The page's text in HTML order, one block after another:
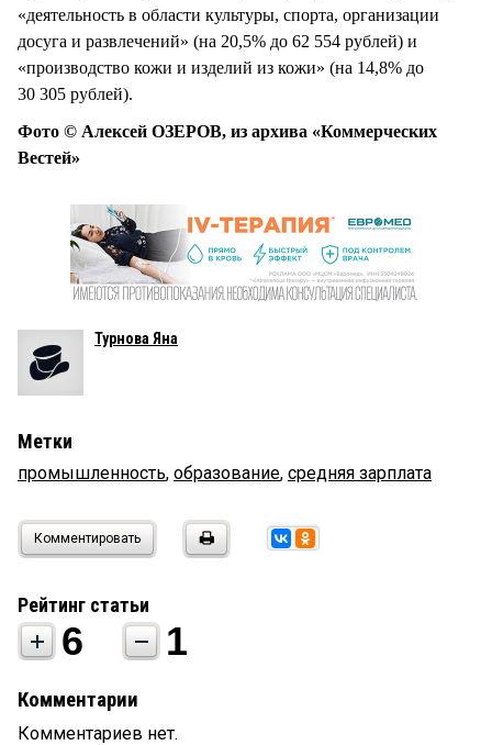
«деятельность в области культуры, спорта, организации
досуга и развлечений» (на 20,5% до 62 554 рублей) и
«производство кожи и изделий из кожи» (на 14,8% до
30 305 рублей).
Фото © Алексей ОЗЕРОВ, из архива «Коммерческих
Вестей»
Турнова Яна
Метки
промышленность, образование, средняя зарплата
Комментировать
Рейтинг статьи
6 1
Комментарии
Комментариев нет.